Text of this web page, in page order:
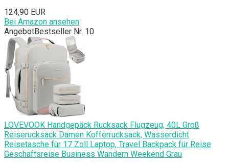
124,90 EUR
Bei Amazon ansehen
AngebotBestseller Nr. 10
LOVEVOOK Handgepäck Rucksack Flugzeug, 40L Groß
Reiserucksack Damen Kofferrucksack, Wasserdicht
Reisetasche für 17 Zoll Laptop, Travel Backpack für Reise
Geschäftsreise Business Wandern Weekend Grau